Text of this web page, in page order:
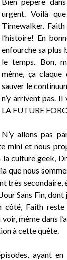
urgent. Voilà
Timewalker. Faith
l’histoire! En
enfourche sa plus
le temps. Bon,
même, ça
sauver le
n’y arrivent pas. Il
LA FUTURE
N’y allons pas
mini et nous
la culture geek,
que nous
très secondaire,
Sans Fin, dont
côté, Faith
même dans
à cette quête.
ayant en